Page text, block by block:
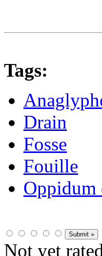
Tags:
Drain
Fosse
Fouille
Oppidum
Not yet rated